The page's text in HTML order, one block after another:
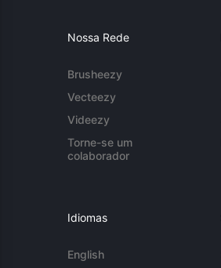
Nossa Rede
Brusheezy
Vecteezy
Videezy
Torne-se um
colaborador
Idiomas
English